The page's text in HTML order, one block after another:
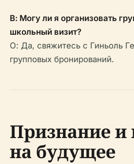
В: Могу ли я организовать
школьный визит?
О: Да, свяжитесь с Гиньоль
групповых бронирований.
Признание
на будущее